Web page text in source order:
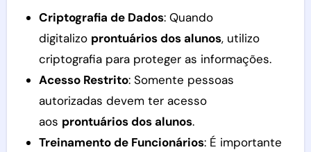
Criptografia de Dados: Quando
digitalizo prontuários dos alunos, utilizo
criptografia para proteger as informações.
Acesso Restrito: Somente pessoas
autorizadas devem ter acesso
aos prontuários dos alunos.
Treinamento de Funcionários: É importante